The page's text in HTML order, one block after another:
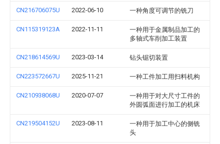
CN216706075U 2022-06-10 一种角度可调节的铣刀
CN115319123A 2022-11-11
一种用于金属制品加工的
多轴式车削加工装置
CN218614569U 2023-03-14 钻头锯切装置
CN223572667U 2025-11-21 一种工件加工用扫料机构
CN210938068U 2020-07-07
一种用于对大尺寸工件的
外圆弧面进行加工的机床
CN219504152U 2023-08-11
一种用于加工中心的侧铣
头